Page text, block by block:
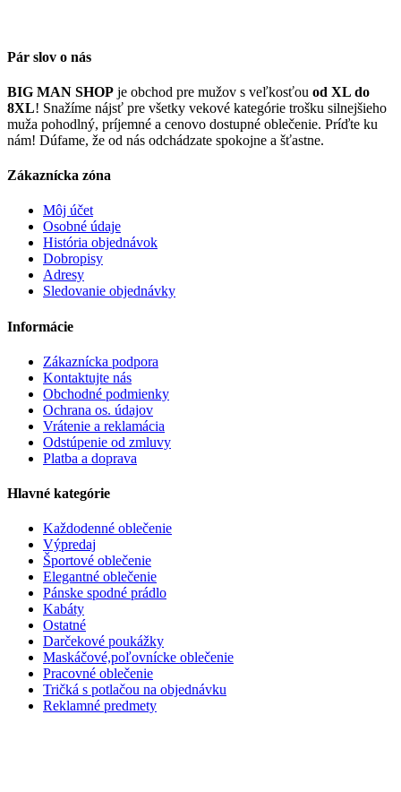
Pár slov o nás
BIG MAN SHOP je obchod pre mužov s veľkosťou od XL do
8XL! Snažíme nájsť pre všetky vekové kategórie trošku silnejšieho
muža pohodlný, príjemné a cenovo dostupné oblečenie. Príďte ku
nám! Dúfame, že od nás odchádzate spokojne a šťastne.
Zákaznícka zóna
Môj účet
Osobné údaje
História objednávok
Dobropisy
Adresy
Sledovanie objednávky
Informácie
Zákaznícka podpora
Kontaktujte nás
Obchodné podmienky
Ochrana os. údajov
Vrátenie a reklamácia
Odstúpenie od zmluvy
Platba a doprava
Hlavné kategórie
Každodenné oblečenie
Výpredaj
Športové oblečenie
Elegantné oblečenie
Pánske spodné prádlo
Kabáty
Ostatné
Darčekové poukážky
Maskáčové,poľovnícke oblečenie
Pracovné oblečenie
Tričká s potlačou na objednávku
Reklamné predmety